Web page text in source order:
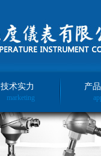
技术实力
marketing
产